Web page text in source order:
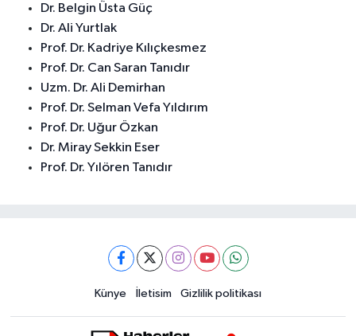
Dr. Belgin Üsta Güç
Dr. Ali Yurtlak
Prof. Dr. Kadriye Kılıçkesmez
Prof. Dr. Can Saran Tanıdır
Uzm. Dr. Ali Demirhan
Prof. Dr. Selman Vefa Yıldırım
Prof. Dr. Uğur Özkan
Dr. Miray Sekkin Eser
Prof. Dr. Yılören Tanıdır
Künye İletisim Gizlilik politikası